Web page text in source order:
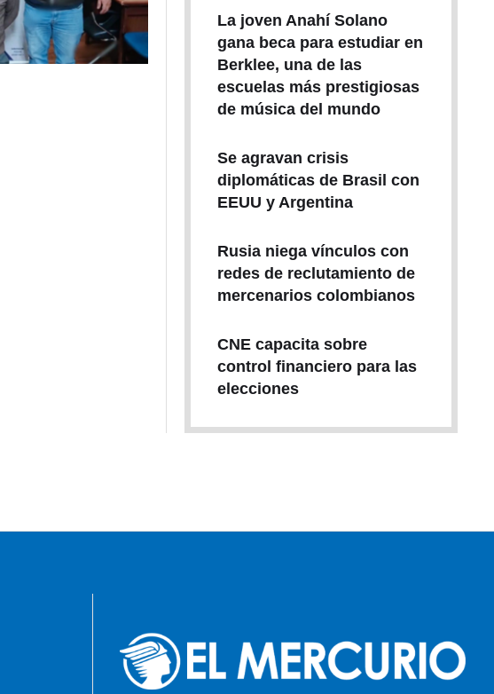
La joven Anahí Solano
gana beca para estudiar en
Berklee, una de las
escuelas más prestigiosas
de música del mundo
Se agravan crisis
diplomáticas de Brasil con
EEUU y Argentina
Rusia niega vínculos con
redes de reclutamiento de
mercenarios colombianos
CNE capacita sobre
control financiero para las
elecciones